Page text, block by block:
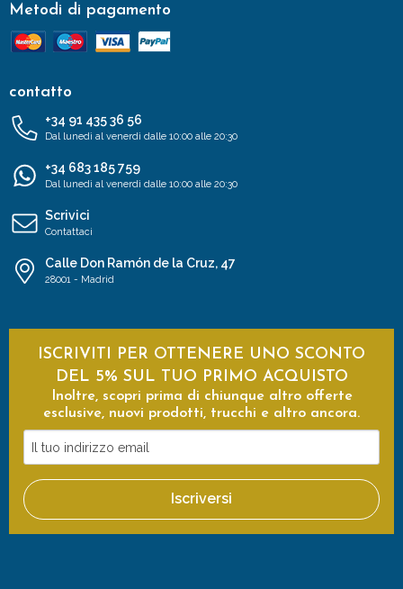
Metodi di pagamento
contatto
+34 91 435 36 56
Dal lunedì al venerdì dalle 10:00 alle 20:30
+34 683 185 759
Dal lunedì al venerdì dalle 10:00 alle 20:30
Scrivici
Contattaci
Calle Don Ramón de la Cruz, 47
28001 - Madrid
ISCRIVITI PER OTTENERE UNO SCONTO
DEL 5% SUL TUO PRIMO ACQUISTO
Inoltre, scopri prima di chiunque altro offerte
esclusive, nuovi prodotti, trucchi e altro ancora.
tuo
indirizzo
email
Iscriversi